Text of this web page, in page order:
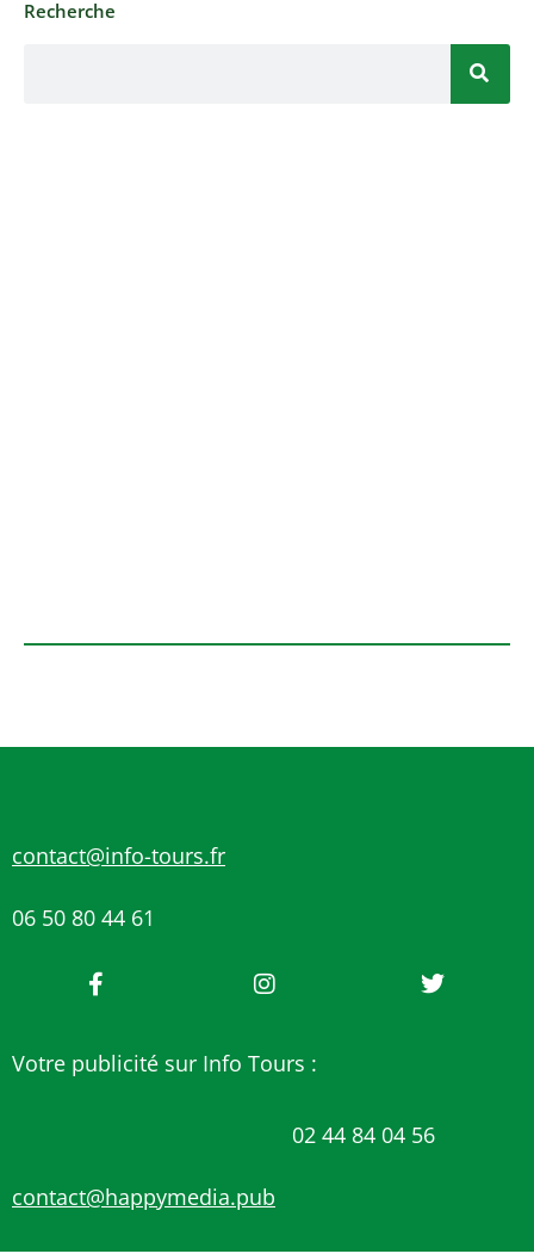
Recherche
contact@info-tours.fr
06 50 80 44 61
Votre publicité sur Info Tours :
02 44 84 04 56
contact@happymedia.pub